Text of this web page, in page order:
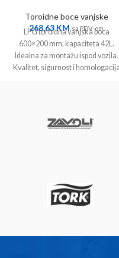
Toroidne boce vanjske
268,63KM sa PDV-om
LPG toroidna vanjska boca
600×200 mm, kapaciteta 42L.
Idealna za montažu ispod vozila.
Kvalitet, sigurnost i homologacija